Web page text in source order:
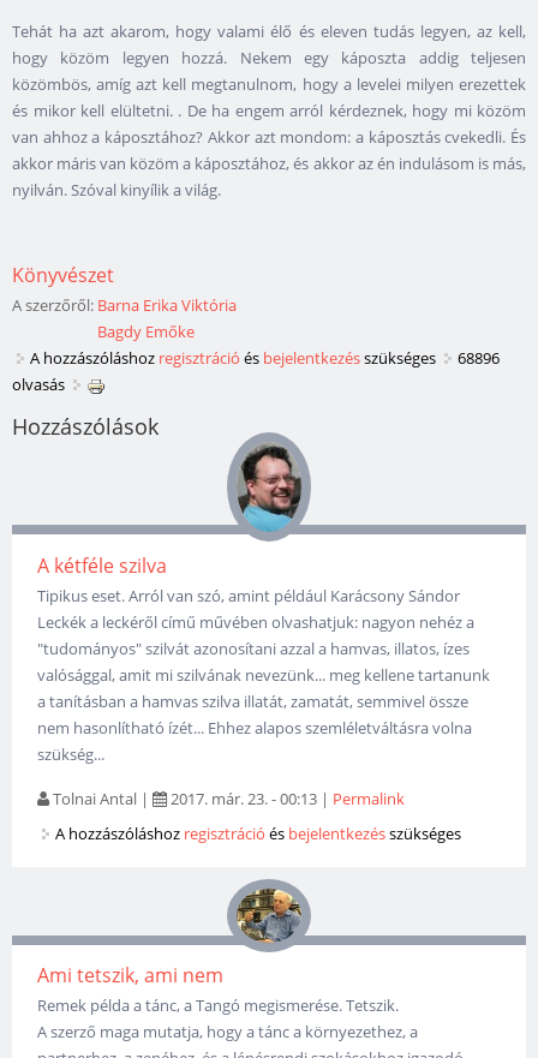
Tehát ha azt akarom, hogy valami élő és eleven tudás legyen, az kell,
hogy közöm legyen hozzá. Nekem egy káposzta addig teljesen
közömbös, amíg azt kell megtanulnom, hogy a levelei milyen erezettek
és mikor kell elültetni. . De ha engem arról kérdeznek, hogy mi közöm
van ahhoz a káposztához? Akkor azt mondom: a káposztás cvekedli. És
akkor máris van közöm a káposztához, és akkor az én indulásom is más,
nyilván. Szóval kinyílik a világ.
Könyvészet
A szerzőről: Barna Erika Viktória
Bagdy Emőke
A hozzászóláshoz regisztráció és bejelentkezésszükséges
68896
olvasás
Hozzászólások
A kétféle szilva
Tipikus eset. Arról van szó, amint például Karácsony Sándor
Leckék a leckéről című művében olvashatjuk: nagyon nehéz a
"tudományos" szilvát azonosítani azzal a hamvas, illatos, ízes
valósággal, amit mi szilvának nevezünk... meg kellene tartanunk
a tanításban a hamvas szilva illatát, zamatát, semmivel össze
nem hasonlítható ízét... Ehhez alapos szemléletváltásra volna
szükség...
Tolnai Antal | 2017. már. 23. - 00:13 | Permalink
A hozzászóláshoz regisztráció és bejelentkezésszükséges
Ami tetszik, ami nem
Remek példa a tánc, a Tangó megismerése. Tetszik.
A szerző maga mutatja, hogy a tánc a környezethez, a